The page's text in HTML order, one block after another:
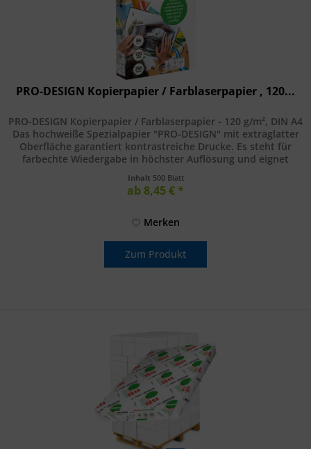
PRO-DESIGN Kopierpapier / Farblaserpapier , 120...
PRO-DESIGN Kopierpapier / Farblaserpapier - 120 g/m², DIN A4
Das hochweiße Spezialpapier "PRO-DESIGN" mit extraglatter
Oberfläche garantiert kontrastreiche Drucke. Es steht für
farbechte Wiedergabe in höchster Auflösung und eignet
Inhalt 500 Blatt
ab 8,45 € *
Merken
Zum Produkt